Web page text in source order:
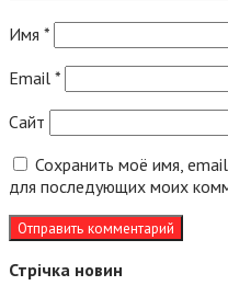
Имя *
Email *
Сайт
Сохранить моё имя,
для последующих моих
Стрічка новин